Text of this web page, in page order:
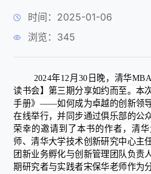
时间：2025-01-06
浏览： 345
2024年12月30日晚，清华
读书会】第三期分享如约而至。本
手册》——如何成为卓越的创新领
在线举行，并同步通过俱乐部的公
荣幸的邀请到了本书的作者，清
师、清华大学技术创新研究中心主
团新业务孵化与创新管理团队负责
期研究者与实践者宋保华老师作为